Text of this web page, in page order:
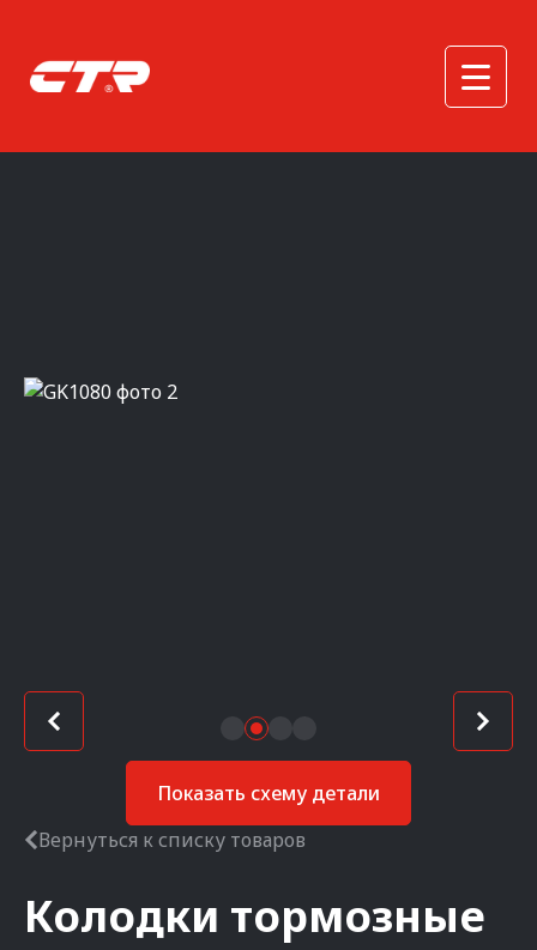
Показать схему детали
Вернуться к списку товаров
Колодки тормозные